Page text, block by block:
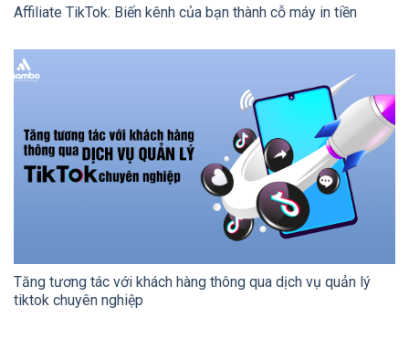
Affiliate TikTok: Biến kênh của bạn thành cỗ máy in tiền
Tăng tương tác với khách hàng thông qua dịch vụ quản lý
tiktok chuyên nghiệp